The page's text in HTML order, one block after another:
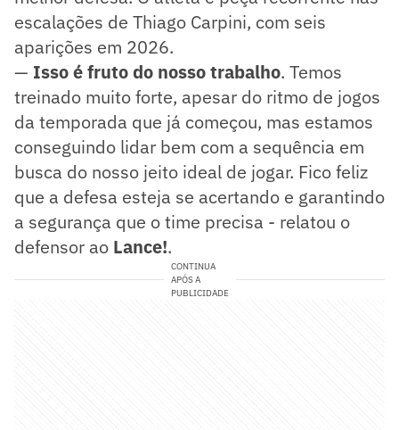
escalações de Thiago Carpini, com seis
aparições em 2026.
— Isso é fruto do nosso trabalho. Temos
treinado muito forte, apesar do ritmo de jogos
da temporada que já começou, mas estamos
conseguindo lidar bem com a sequência em
busca do nosso jeito ideal de jogar. Fico feliz
que a defesa esteja se acertando e garantindo
a segurança que o time precisa - relatou o
defensor ao Lance!.
CONTINUA
APÓS A
PUBLICIDADE